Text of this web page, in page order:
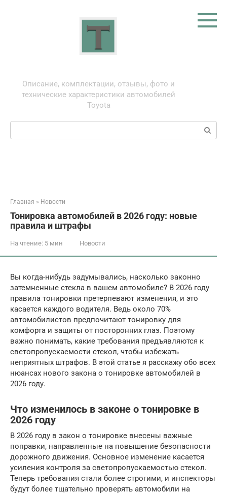
Описание, комплектации, отзывы, фото и
технические характеристики автомобилей
Toyota
Поиск:
Главная » Новости
Тонировка автомобилей в 2026 году: новые
правила и штрафы
На чтение: 5 мин Новости
Вы когда-нибудь задумывались, насколько законно
затемненные стекла в вашем автомобиле? В 2026 году
правила тонировки претерпевают изменения, и это
касается каждого водителя. Ведь около 70%
автомобилистов предпочитают тонировку для
комфорта и защиты от посторонних глаз. Поэтому
важно понимать, какие требования предъявляются к
светопропускаемости стекол, чтобы избежать
неприятных штрафов. В этой статье я расскажу обо всех
нюансах нового закона о тонировке автомобилей в
2026 году.
Что изменилось в законе о тонировке в
2026 году
В 2026 году в закон о тонировке внесены важные
поправки, направленные на повышение безопасности
дорожного движения. Основное изменение касается
усиления контроля за светопропускаемостью стекол.
Теперь требования стали более строгими, и инспекторы
будут более тщательно проверять автомобили на